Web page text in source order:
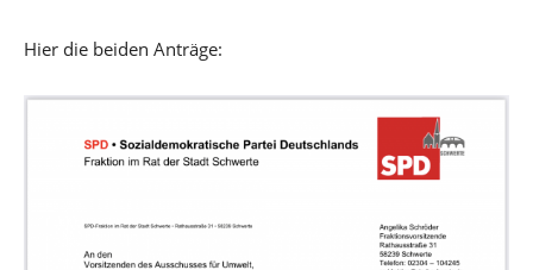
Hier die beiden Anträge: